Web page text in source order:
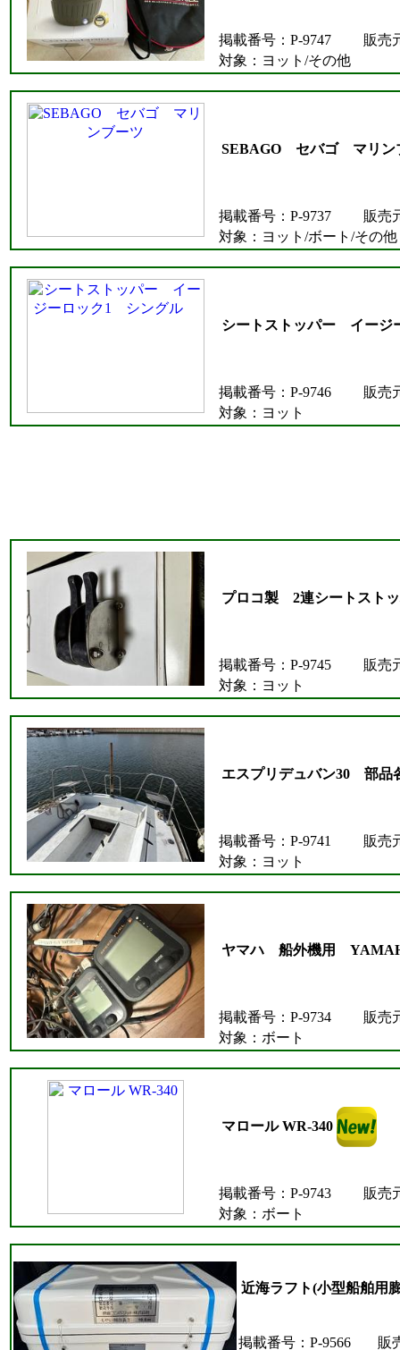
掲載番号：P-9747
販売
対象：ヨット/その他
SEBAGO セバゴ マリン
掲載番号：P-9737
販売
対象：ヨット/ボート/その他
シートストッパー イー
掲載番号：P-9746
販売
対象：ヨット
プロコ製 2連シートスト
掲載番号：P-9745
販売
対象：ヨット
エスプリデュバン30 部品
掲載番号：P-9741
販売
対象：ヨット
ヤマハ 船外機用
掲載番号：P-9734
販売
対象：ボート
マロール WR-340
掲載番号：P-9743
販売
対象：ボート
近海ラフト(小型船舶用
掲載番号：P-9566 販